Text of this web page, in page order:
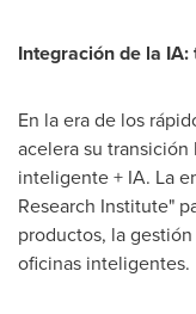
Integración de la
En la era de los
acelera su
inteligente + IA. La
Research Institute"
productos, la
oficinas inteligentes.